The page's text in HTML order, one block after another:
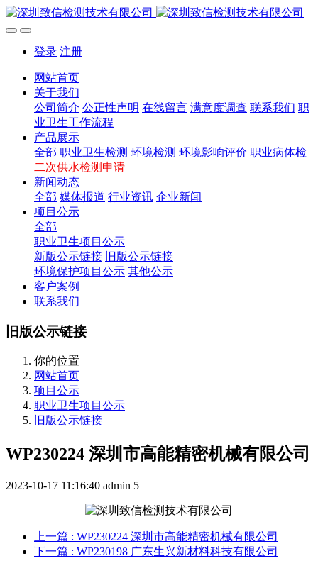
登录 注册
网站首页
关于我们
公司简介 公正性声明 在线留言 满意度调查 联系我们 职
业卫生工作流程
产品展示
全部 职业卫生检测 环境检测 环境影响评价 职业病体检
二次供水检测申请
新闻动态
全部 媒体报道 行业资讯 企业新闻
项目公示
全部
职业卫生项目公示
新版公示链接
旧版公示链接
环境保护项目公示 其他公示
客户案例
联系我们
旧版公示链接
你的位置
网站首页
项目公示
职业卫生项目公示
旧版公示链接
WP230224 深圳市高能精密机械有限公司
2023-10-17 11:16:40 admin 5
上一篇 : WP230224 深圳市高能精密机械有限公司
下一篇 : WP230198 广东生兴新材料科技有限公司